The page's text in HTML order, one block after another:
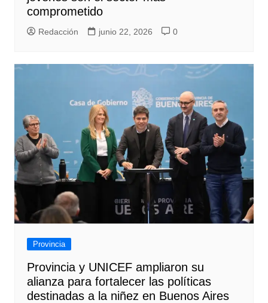
comprometido
Redacción junio 22, 2026 0
Provincia
Provincia y UNICEF ampliaron su
alianza para fortalecer las políticas
destinadas a la niñez en Buenos Aires